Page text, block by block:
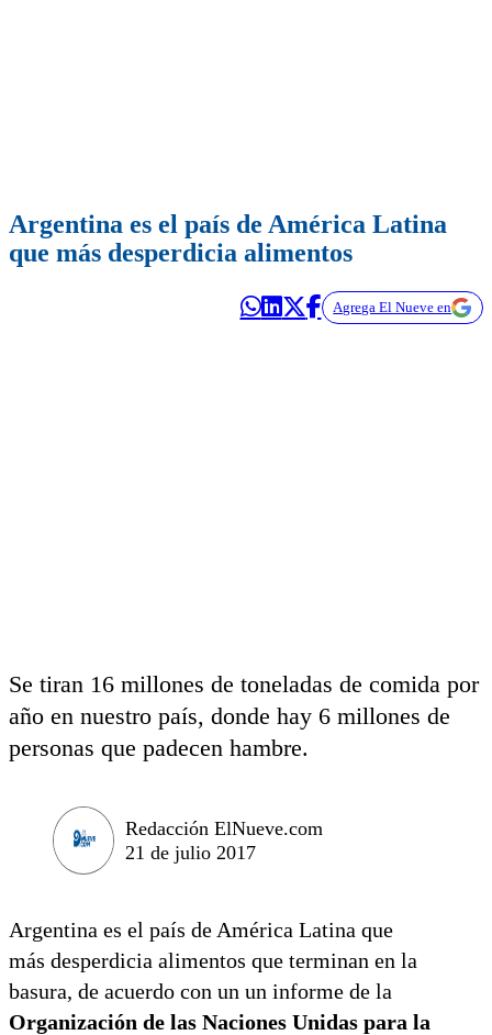
Argentina es el país de América Latina
que más desperdicia alimentos
Agrega El Nueve en
Se tiran 16 millones de toneladas de comida por
año en nuestro país, donde hay 6 millones de
personas que padecen hambre.
Redacción ElNueve.com
21 de julio 2017
Argentina es el país de América Latina que
más desperdicia alimentos que terminan en la
basura, de acuerdo con un un informe de la
Organización de las Naciones Unidas para la